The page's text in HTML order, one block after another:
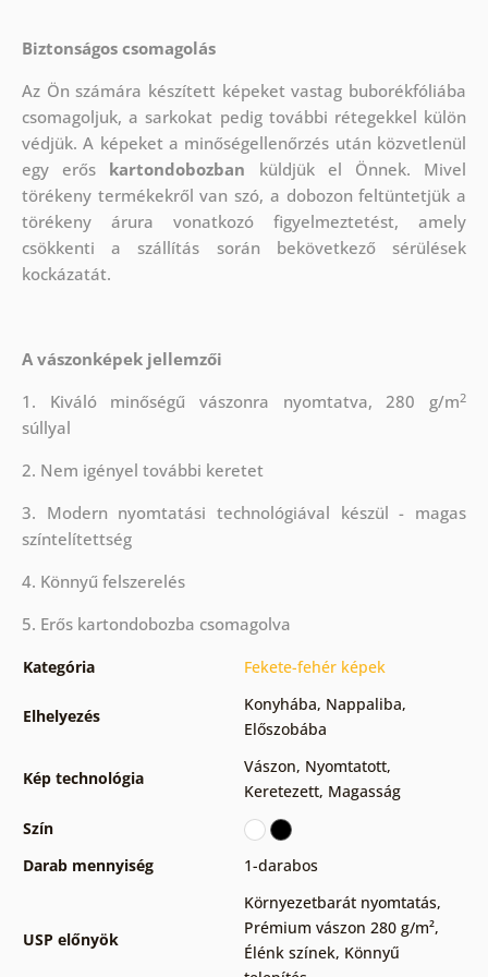
Biztonságos csomagolás
Az Ön számára készített képeket vastag buborékfóliába
csomagoljuk, a sarkokat pedig további rétegekkel külön
védjük.A képeket a minőségellenőrzés után közvetlenül
egy erős kartondobozban küldjük el Önnek. Mivel
törékeny termékekről van szó, a dobozon feltüntetjük a
törékeny árura vonatkozó figyelmeztetést, amely
csökkenti a szállítás során bekövetkező sérülések
kockázatát.
A vászonképek jellemzői
1. Kiváló minőségű vászonra nyomtatva, 280 g/m2
súllyal
2. Nem igényel további keretet
3. Modern nyomtatási technológiával készül - magas
színtelítettség
4. Könnyű felszerelés
5. Erős kartondobozba csomagolva
Kategória Fekete-fehér képek
Elhelyezés
Konyhába, Nappaliba,
Előszobába
Kép technológia
Vászon, Nyomtatott,
Keretezett, Magasság
Szín
Darab mennyiség
1-darabos
USP előnyök
Környezetbarát nyomtatás,
Prémium vászon 280 g/m²,
Élénk színek, Könnyű